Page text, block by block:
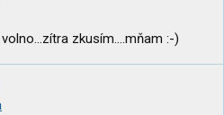
zkusím....mňam :-)